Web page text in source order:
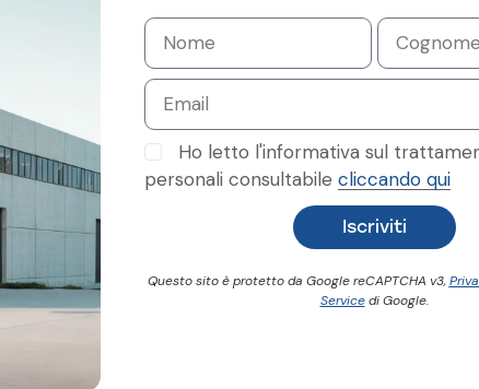
Reusability
Ho letto l'informativa sul
personali consultabile cliccando qui
Iscriviti
Questo sito è protetto da Google reCAPTCHA v3,
Servicedi Google.